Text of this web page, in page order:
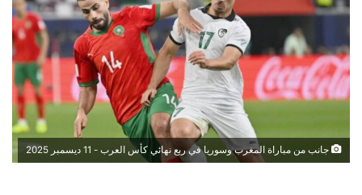
جانب من مباراة المغرب وسوريا في ربع نهائي كأس العرب - 11 ديسمبر 2025